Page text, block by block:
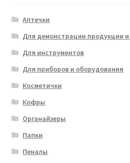
Аптечки
Для демонстрации продукции
Для инструментов
Для приборов и оборудования
Косметички
Кофры
Органайзеры
Папки
Пеналы